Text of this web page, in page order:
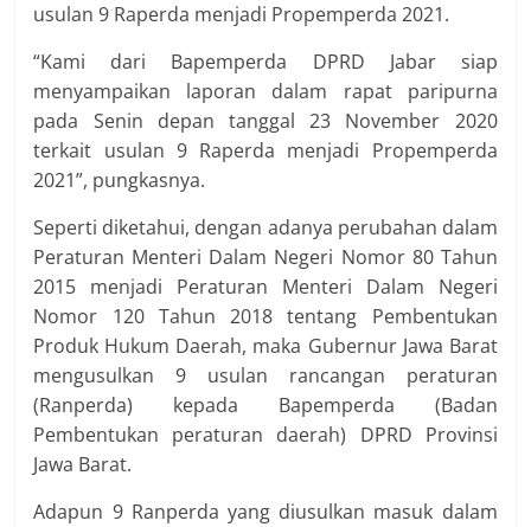
usulan 9 Raperda menjadi Propemperda 2021.
“Kami dari Bapemperda DPRD Jabar siap
menyampaikan laporan dalam rapat paripurna
pada Senin depan tanggal 23 November 2020
terkait usulan 9 Raperda menjadi Propemperda
2021”, pungkasnya.
Seperti diketahui, dengan adanya perubahan dalam
Peraturan Menteri Dalam Negeri Nomor 80 Tahun
2015 menjadi Peraturan Menteri Dalam Negeri
Nomor 120 Tahun 2018 tentang Pembentukan
Produk Hukum Daerah, maka Gubernur Jawa Barat
mengusulkan 9 usulan rancangan peraturan
(Ranperda) kepada Bapemperda (Badan
Pembentukan peraturan daerah) DPRD Provinsi
Jawa Barat.
Adapun 9 Ranperda yang diusulkan masuk dalam